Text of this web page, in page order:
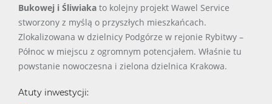
Bukowej i Śliwiaka to kolejny projekt Wawel Service
stworzony z myślą o przyszłych mieszkańcach.
Zlokalizowana w dzielnicy Podgórze w rejonie Rybitwy –
Północ w miejscu z ogromnym potencjałem. Właśnie tu
powstanie nowoczesna i zielona dzielnica Krakowa.
Atuty inwestycji: